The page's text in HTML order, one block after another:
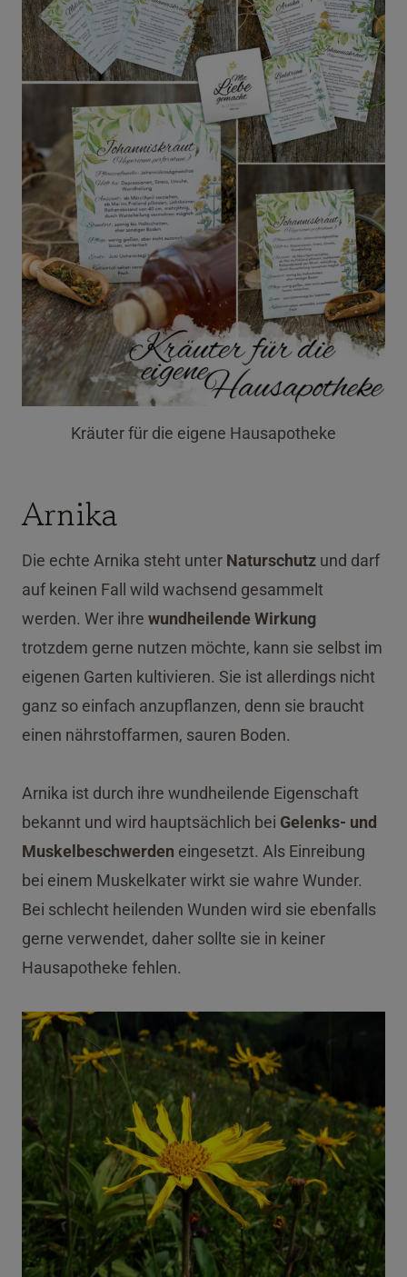
Kräuter für die eigene Hausapotheke
Arnika
Die echte Arnika steht unter Naturschutz und darf
auf keinen Fall wild wachsend gesammelt
werden. Wer ihre wundheilende Wirkung
trotzdem gerne nutzen möchte, kann sie selbst im
eigenen Garten kultivieren. Sie ist allerdings nicht
ganz so einfach anzupflanzen, denn sie braucht
einen nährstoffarmen, sauren Boden.
Arnika ist durch ihre wundheilende Eigenschaft
bekannt und wird hauptsächlich bei Gelenks- und
Muskelbeschwerden eingesetzt. Als Einreibung
bei einem Muskelkater wirkt sie wahre Wunder.
Bei schlecht heilenden Wunden wird sie ebenfalls
gerne verwendet, daher sollte sie in keiner
Hausapotheke fehlen.